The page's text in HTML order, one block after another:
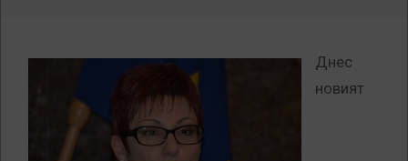
Днес
новият